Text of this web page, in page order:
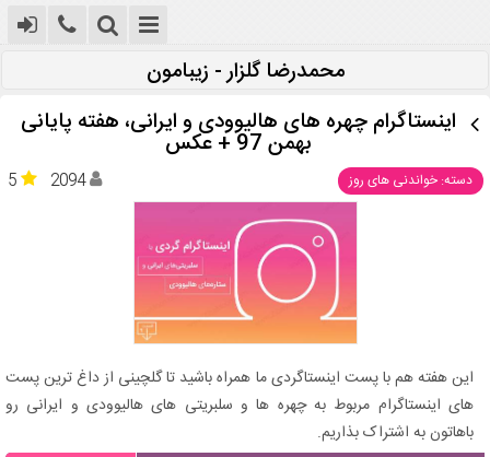
محمدرضا گلزار - زیبامون
اینستاگرام چهره های هالیوودی و ایرانی، هفته پایانی
بهمن 97 + عکس
دسته: خواندنی های روز 5 2094
این هفته هم با پست اینستاگردی ما همراه باشید تا گلچینی از داغ ترین پست
های اینستاگرام مربوط به چهره ها و سلبریتی های هالیوودی و ایرانی رو
باهاتون به اشتراک بذاریم.